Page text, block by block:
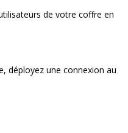
de votre coffre en
déployez une connexion au